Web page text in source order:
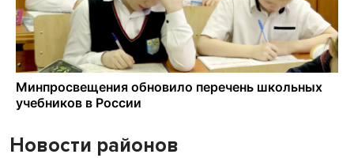
Новости районов